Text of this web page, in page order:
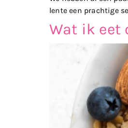
lente een prachtige
Wat ik eet